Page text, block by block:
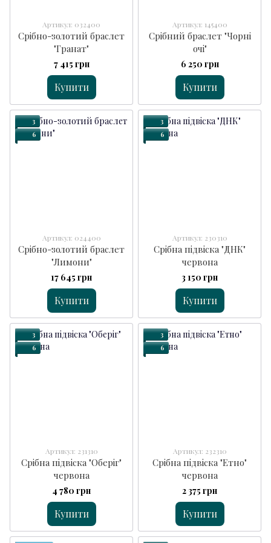
Артикул: 032400
Срібно-золотий браслет
"Гранат"
7 415 грн
Купити
Артикул: 145400
Срібний браслет "Чорні
очі"
6 250 грн
Купити
3
6
Артикул: 024400
Срібно-золотий браслет
"Лимони"
17 645 грн
Купити
3
6
Артикул: 230310
Срібна підвіска "ДНК"
червона
3 150 грн
Купити
3
6
Артикул: 231310
Срібна підвіска "Оберіг"
червона
4 780 грн
Купити
3
6
Артикул: 232310
Срібна підвіска "Етно"
червона
2 375 грн
Купити